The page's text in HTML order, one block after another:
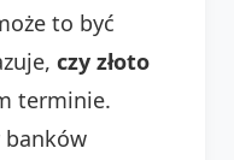
to być
czy złoto
terminie.
banków